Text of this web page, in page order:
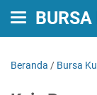
Beranda / Bursa